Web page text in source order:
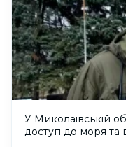
У Миколаївській
доступ до моря та в